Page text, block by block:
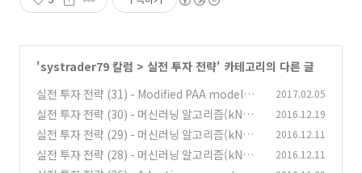
'systrader79 칼럼 > 실전 투자 전략' 카테고리의 다른 글
실전 투자 전략 (31) - Modified PAA model을
이용한 절대 수익 전략 (4)
(7)
2017.02.05
실전 투자 전략 (30) - 머신러닝 알고리즘(kNN,
SVM, Decision tree)을 이용한 절대수익 전략
(5) (1)
2016.12.19
실전 투자 전략 (29) - 머신러닝 알고리즘(kNN,
SVM, Decision tree)을 이용한 절대수익 전략
(4) (0)
2016.12.11
실전 투자 전략 (28) - 머신러닝 알고리즘(kNN,
2016.12.11